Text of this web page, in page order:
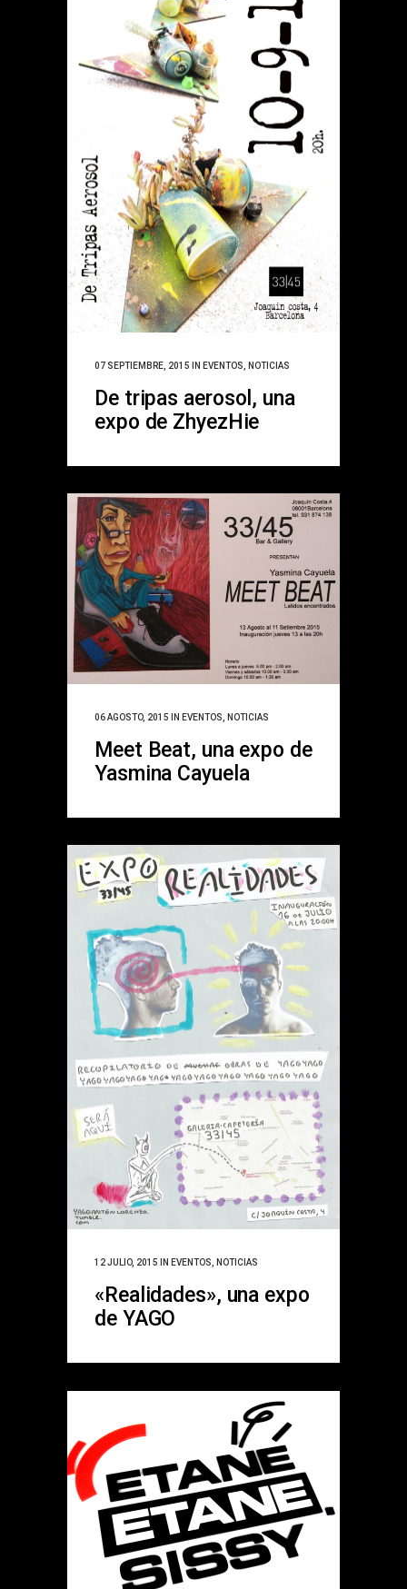
07 SEPTIEMBRE, 2015 IN EVENTOS, NOTICIAS
De tripas aerosol, una
expo de ZhyezHie
06 AGOSTO, 2015 IN EVENTOS NOTICIAS
Meet Beat, una expo de
Yasmina Cayuela
12 JULIO, 2015 IN EVENTOS, NOTICIAS
«Realidades», una expo
de YAGO